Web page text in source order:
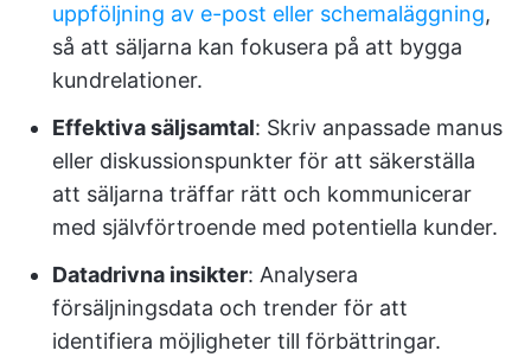
uppföljning av e-post eller schemaläggning,
så att säljarna kan fokusera på att bygga
kundrelationer.
Effektiva säljsamtal: Skriv anpassade manus
eller diskussionspunkter för att säkerställa
att säljarna träffar rätt och kommunicerar
med självförtroende med potentiella kunder.
Datadrivna insikter: Analysera
försäljningsdata och trender för att
identifiera möjligheter till förbättringar.